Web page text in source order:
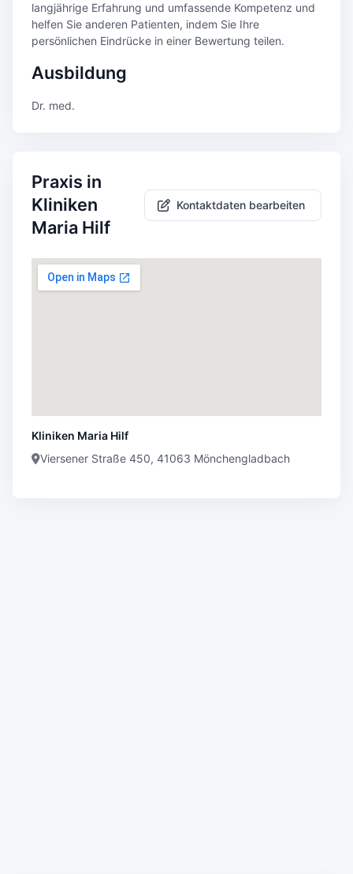
langjährige Erfahrung und umfassende Kompetenz und
helfen Sie anderen Patienten, indem Sie Ihre
persönlichen Eindrücke in einer Bewertung teilen.
Ausbildung
Dr. med.
Praxis in
Kliniken
Maria Hilf
Kontaktdaten bearbeiten
Kliniken Maria Hilf
Viersener Straße 450, 41063 Mönchengladbach